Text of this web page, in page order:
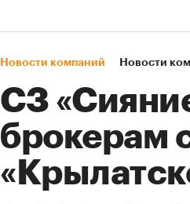
Новости компаний Новости
СЗ
брокерам